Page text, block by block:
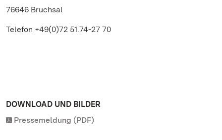
76646 Bruchsal
Telefon +49(0)72 51.74-27 70
DOWNLOAD UND BILDER
Pressemeldung (PDF)